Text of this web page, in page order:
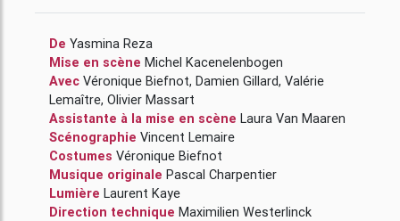
De
Yasmina Reza
Mise en scène
Michel Kacenelenbogen
Avec Véronique Biefnot, Damien Gillard, Valérie
Lemaître, Olivier Massart
Assistante à la mise en scène Laura Van Maaren
Scénographie Vincent Lemaire
Costumes Véronique Biefnot
Musique originale Pascal Charpentier
Lumière Laurent Kaye
Direction technique Maximilien Westerlinck